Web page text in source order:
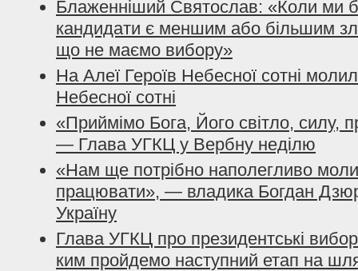
Блаженніший Святослав: «Коли ми
кандидати є меншим або більшим
що не маємо вибору»
На Алеї Героїв Небесної сотні
Небесної cотні
«Приймімо Бога, Його світло, силу,
— Глава УГКЦ у Вербну неділю
«Нам ще потрібно наполегливо
працювати», — владика Богдан
Україну
Глава УГКЦ про президентські
ким пройдемо наступний етап на